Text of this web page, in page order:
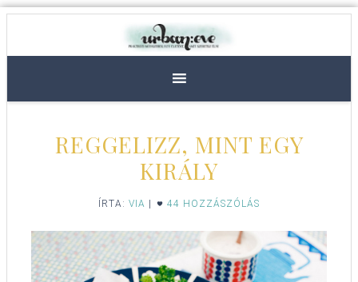
REGGELIZZ, MINT EGY
KIRÁLY
ÍRTA: VIA 44 HOZZÁSZÓLÁS